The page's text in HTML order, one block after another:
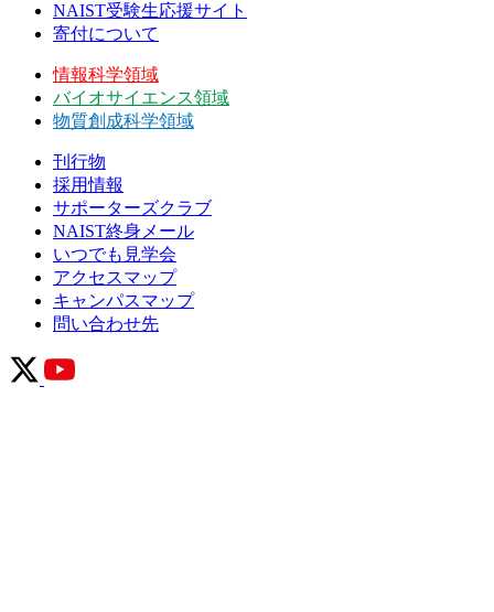
NAIST受験生応援サイト
寄付について
情報科学領域
バイオサイエンス領域
物質創成科学領域
刊行物
採用情報
サポーターズクラブ
NAIST終身メール
いつでも見学会
アクセスマップ
キャンパスマップ
問い合わせ先